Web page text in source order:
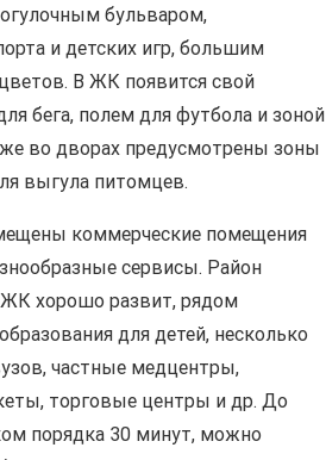
бульваром,
и детских игр, большим
В ЖК появится свой
бега, полем для футбола и зоной
во дворах предусмотрены зоны
выгула питомцев.
коммерческие помещения
сервисы. Район
ЖК хорошо развит, рядом
для детей, несколько
частные медцентры,
торговые центры и др. До
порядка 30 минут, можно